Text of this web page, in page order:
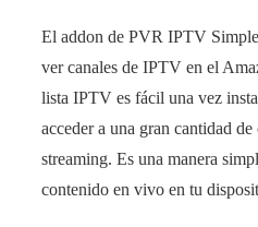
El addon de PVR IPTV
ver canales de IPTV en el
lista IPTV es fácil una vez
acceder a una gran cantidad
streaming. Es una manera
contenido en vivo en tu